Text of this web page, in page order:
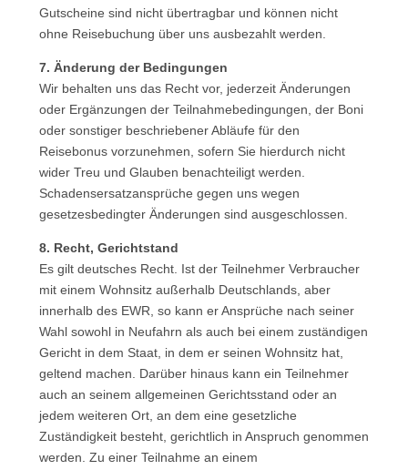
Gutscheine sind nicht übertragbar und können nicht
ohne Reisebuchung über uns ausbezahlt werden.
7. Änderung der Bedingungen
Wir behalten uns das Recht vor, jederzeit Änderungen
oder Ergänzungen der Teilnahmebedingungen, der Boni
oder sonstiger beschriebener Abläufe für den
Reisebonus vorzunehmen, sofern Sie hierdurch nicht
wider Treu und Glauben benachteiligt werden.
Schadensersatzansprüche gegen uns wegen
gesetzesbedingter Änderungen sind ausgeschlossen.
8. Recht, Gerichtstand
Es gilt deutsches Recht. Ist der Teilnehmer Verbraucher
mit einem Wohnsitz außerhalb Deutschlands, aber
innerhalb des EWR, so kann er Ansprüche nach seiner
Wahl sowohl in Neufahrn als auch bei einem zuständigen
Gericht in dem Staat, in dem er seinen Wohnsitz hat,
geltend machen. Darüber hinaus kann ein Teilnehmer
auch an seinem allgemeinen Gerichtsstand oder an
jedem weiteren Ort, an dem eine gesetzliche
Zuständigkeit besteht, gerichtlich in Anspruch genommen
werden. Zu einer Teilnahme an einem